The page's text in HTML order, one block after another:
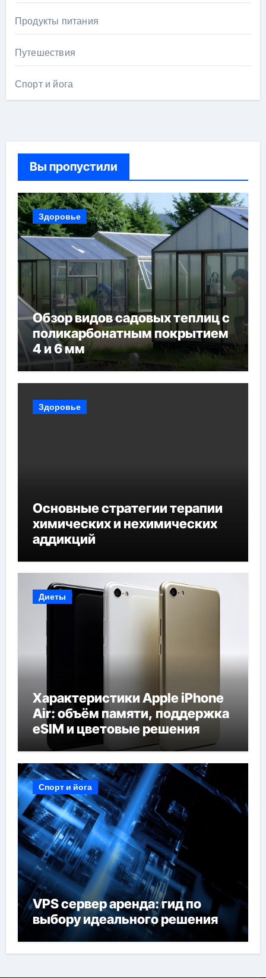
Продукты питания
Путешествия
Спорт и йога
Вы пропустили
Здоровье
Обзор видов садовых теплиц с
поликарбонатным покрытием
4 и 6 мм
Здоровье
Основные стратегии терапии
химических и нехимических
аддикций
Диеты
Характеристики Apple iPhone
Air: объём памяти, поддержка
eSIM и цветовые решения
Спорт и йога
VPS сервер аренда: гид по
выбору идеального решения